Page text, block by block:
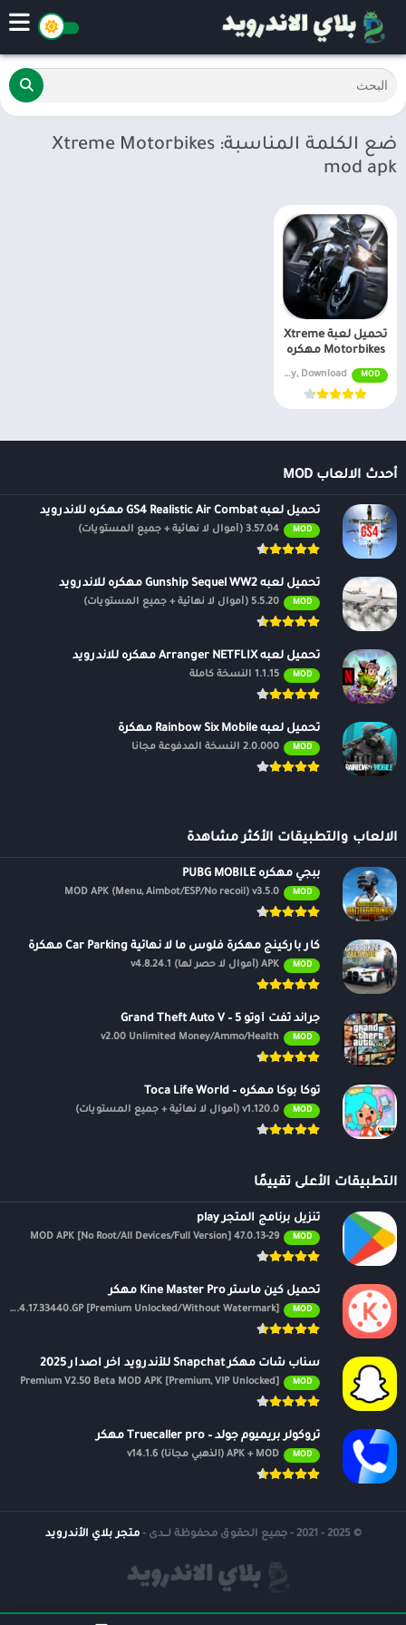
ضع الكلمة المناسبة: Xtreme Motorbikes
mod apk
تحميل لعبة Xtreme
Motorbikes مهكره
MOD
v2.8 Unlimited Money, Download
أحدث الالعاب MOD
تحميل لعبه GS4 Realistic Air Combat مهكره للاندرويد
MOD 3.57.04 (أموال لا نهائية + جميع المستويات)
تحميل لعبه Gunship Sequel WW2 مهكره للاندرويد
MOD 5.5.20 (أموال لا نهائية + جميع المستويات)
تحميل لعبه Arranger NETFLIX مهكره للاندرويد
MOD 1.1.15 النسخة كاملة
تحميل لعبه Rainbow Six Mobile مهكرة
MOD 2.0.000 النسخة المدفوعة مجانًا
الالعاب والتطبيقات الأكثر مشاهدة
ببجي مهكره PUBG MOBILE
MOD
MOD APK (Menu, Aimbot/ESP/No recoil) v3.5.0
كار باركينج مهكرة فلوس ما لا نهائية Car Parking مهكرة
MOD APK (أموال لا حصر لها) v4.8.24.1
جراند ثفت أوتو 5 – Grand Theft Auto V
MOD
v2.00 Unlimited Money/Ammo/Health
توكا بوكا مهكره – Toca Life World
MOD v1.120.0 (أموال لا نهائية + جميع المستويات)
التطبيقات الأعلى تقييمًا
تنزيل برنامج المتجر play
MOD
47.0.13-29 MOD APK [No Root/All Devices/Full Version]
تحميل كين ماستر Kine Master Pro مهكر
MOD
APK v7.4.17.33440.GP [Premium Unlocked/Without Watermark]
سناب شات مهكر Snapchat للأندرويد اخر اصدار 2025
MOD
Premium V2.50 Beta MOD APK [Premium, VIP Unlocked]
تروكولر بريميوم جولد – Truecaller pro مهكر
MOD APK + MOD (الذهبي مجانًا) v14.1.6
© 2025 - 2021 - جميع الحقوق محفوظة لــدى - متجر بلاي الأندرويد